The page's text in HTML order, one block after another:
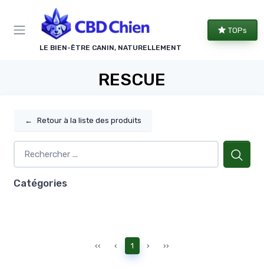
LE BIEN-ÊTRE CANIN, NATURELLEMENT
TOPs
RESCUE
← Retour à la liste des produits
Catégories
‹‹ ‹ 1 › ››
Panneau de gestion des cookies